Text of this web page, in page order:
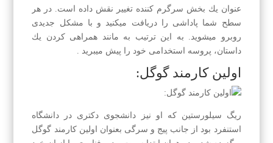
عنوان یك بخش سرگرم كننده تغییر نقش داده است. در هر
سطح شما پاداشی را دریافت میكنید و با مشكل جدیدی
روبرو میشوید. به این ترتیب به مانند همراهی كردن یك
داستان، پروسه استخدامی خود را پیش میبرید .
اولین كارمند گوگل:
ریگ سیلورستین كه او نیز دانشجوی دكتری در دانشگاه
استنفرد بود از جانب پیج و سرگی بعنوان اولین كارمند گوگل